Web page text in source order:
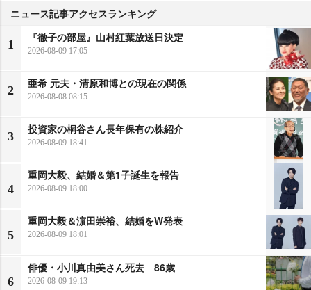
ニュース記事アクセスランキング
1
『徹子の部屋』山村紅葉放送日決定
2026-08-09 17:05
2
亜希 元夫・清原和博との現在の関係
2026-08-08 08:15
3
投資家の桐谷さん長年保有の株紹介
2026-08-09 18:41
4
重岡大毅、結婚＆第1子誕生を報告
2026-08-09 18:00
5
重岡大毅＆濵田崇裕、結婚をW発表
2026-08-09 18:01
6
俳優・小川真由美さん死去 86歳
2026-08-09 19:13